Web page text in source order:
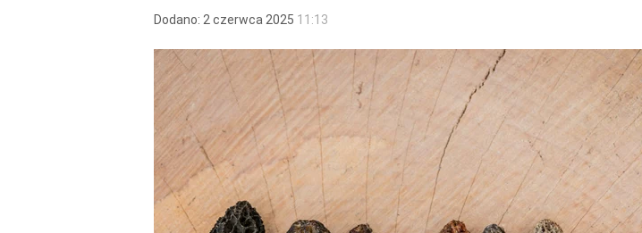
Dodano: 2 czerwca 2025 11:13